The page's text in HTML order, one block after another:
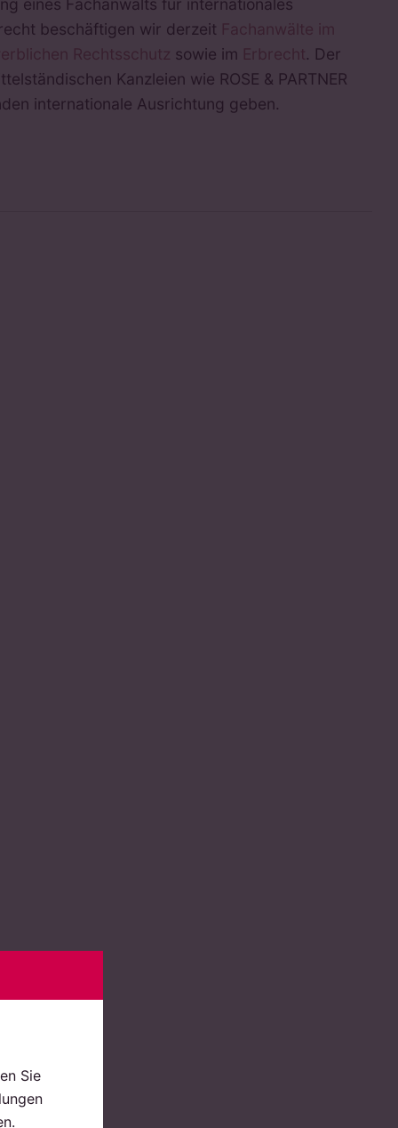
eines Fachanwalts für internationales
beschäftigen wir derzeit Fachanwälte im
Rechtsschutz sowie im Erbrecht. Der
Kanzleien wie ROSE & PARTNER
internationale Ausrichtung geben.
Sie